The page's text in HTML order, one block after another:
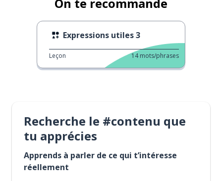
Expressions utiles 3
Leçon 14 mots/phrases
Recherche le #contenu que
tu apprécies
Apprends à parler de ce qui t’intéresse
réellement